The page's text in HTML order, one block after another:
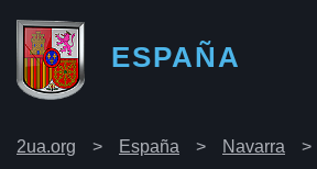
ESPAÑA
2ua.org España Navarra